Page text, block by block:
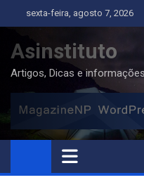
to
content
sexta-feira, agosto 7, 2026
Asinstituto
Artigos, Dicas e informações